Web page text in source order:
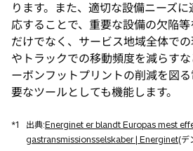
ります。また、適切な設備ニーズ
応することで、重要な設備の欠陥
だけでなく、サービス地域全体で
やトラックでの移動頻度を減らす
ーボンフットプリントの削減を図
要なツールとしても機能します。
*1 出典:Energinet er blandt Europas mest
gastransmissionsselskaber | Energinet(デ